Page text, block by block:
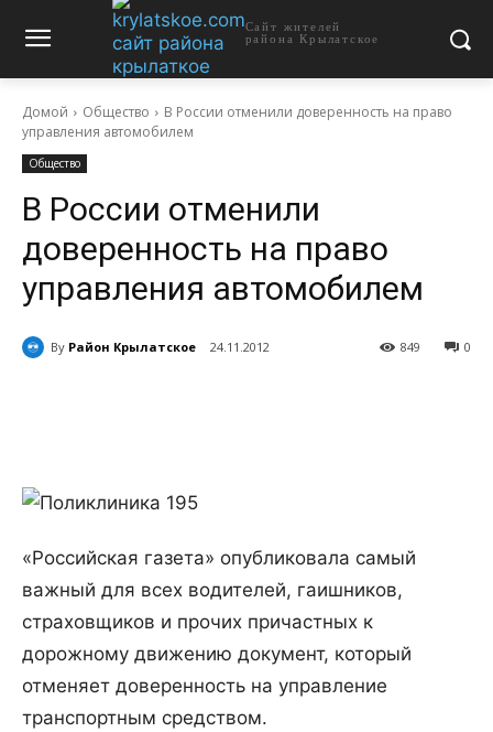
Сайт жителей
района Крылатское
Домой Общество
В России отменили доверенность на право
управления автомобилем
Общество
В России отменили
доверенность на право
управления автомобилем
By Район Крылатское 24.11.2012 0
849
«Российская газета» опубликовала самый
важный для всех водителей, гаишников,
страховщиков и прочих причастных к
дорожному движению документ, который
отменяет доверенность на управление
транспортным средством.